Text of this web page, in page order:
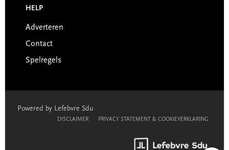
HELP
Adverteren
Contact
Spelregels
Powered by Lefebvre Sdu
DISCLAIMER PRIVACY STATEMENT & COOKIEVERKLARING